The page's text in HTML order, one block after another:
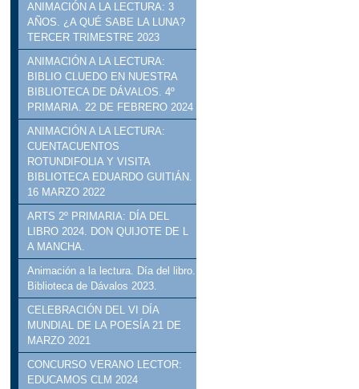
ANIMACIÓN A LA LECTURA: 3
AÑOS. ¿A QUÉ SABE LA LUNA?
TERCER TRIMESTRE 2023
ANIMACIÓN A LA LECTURA:
BIBLIO CLUEDO EN NUESTRA
BIBLIOTECA DE DÁVALOS. 4º
PRIMARIA. 22 DE FEBRERO 2024
ANIMACIÓN A LA LECTURA:
CUENTACUENTOS
ROTUNDIFOLIA Y VISITA
BIBLIOTECA EDUARDO GUITIÁN.
16 MARZO 2022
ARTS 2º PRIMARIA: DÍA DEL
LIBRO 2024. DON QUIJOTE DE L
A MANCHA.
Animación a la lectura. Día del libro.
Biblioteca de Dávalos 2023.
CELEBRACIÓN DEL VI DÍA
MUNDIAL DE LA POESÍA 21 DE
MARZO 2021
CONCURSO VERANO LECTOR:
EDUCAMOS CLM 2024